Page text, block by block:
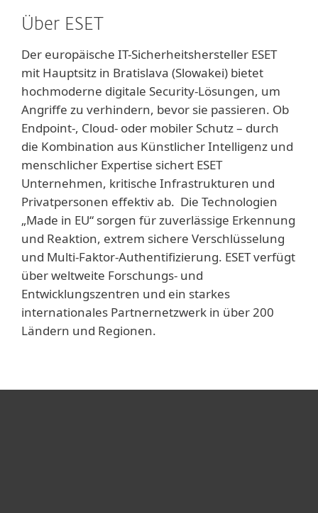
Über ESET
Der europäische IT-Sicherheitshersteller ESET
mit Hauptsitz in Bratislava (Slowakei) bietet
hochmoderne digitale Security-Lösungen, um
Angriffe zu verhindern, bevor sie passieren. Ob
Endpoint-, Cloud- oder mobiler Schutz – durch
die Kombination aus Künstlicher Intelligenz und
menschlicher Expertise sichert ESET
Unternehmen, kritische Infrastrukturen und
Privatpersonen effektiv ab. Die Technologien
„Made in EU“ sorgen für zuverlässige Erkennung
und Reaktion, extrem sichere Verschlüsselung
und Multi-Faktor-Authentifizierung. ESET verfügt
über weltweite Forschungs- und
Entwicklungszentren und ein starkes
internationales Partnernetzwerk in über 200
Ländern und Regionen.